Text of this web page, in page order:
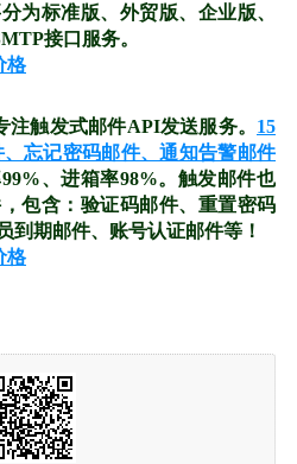
为标准版、外贸版、企业版、
接口服务。
格
注触发式邮件API发送服务。 15
忘记密码邮件、通知告警邮件
、进箱率98%。触发邮件也
包含：验证码邮件、重置密码
到期邮件、账号认证邮件等！
格